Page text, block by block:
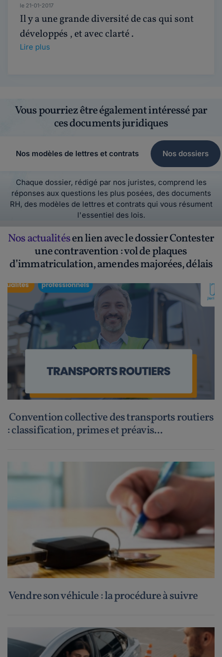
le 21-01-2017
Il y a une grande diversité de cas qui sont
développés , et avec clarté .
Lire plus
Vous pourriez être également intéressé par
ces documents juridiques
Nos modèles de lettres et contrats Nos dossiers
Chaque dossier, rédigé par nos juristes, comprend les
réponses aux questions les plus posées, des documents
RH, des modèles de lettres et contrats qui vous résument
l'essentiel des lois.
Nos actualitésen lien avec le dossier Contester
une contravention : vol de plaques
d’immatriculation, amendes majorées, délais
Convention collective des transports routiers
: classification, primes et préavis...
Vendre son véhicule : la procédure à suivre